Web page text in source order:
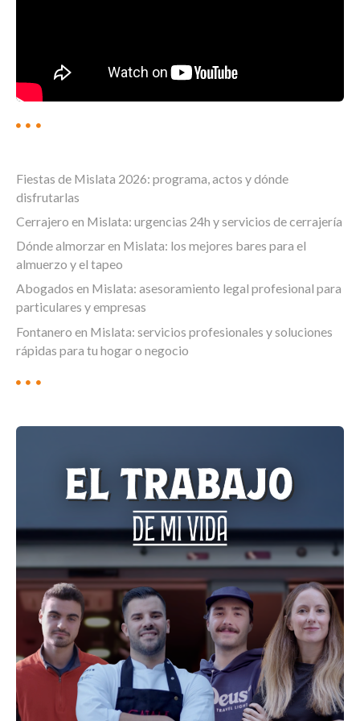
Fiestas de Mislata 2026: programa, actos y dónde
disfrutarlas
Cerrajero en Mislata: urgencias 24h y servicios de cerrajería
Dónde almorzar en Mislata: los mejores bares para el
almuerzo y el tapeo
Abogados en Mislata: asesoramiento legal profesional para
particulares y empresas
Fontanero en Mislata: servicios profesionales y soluciones
rápidas para tu hogar o negocio